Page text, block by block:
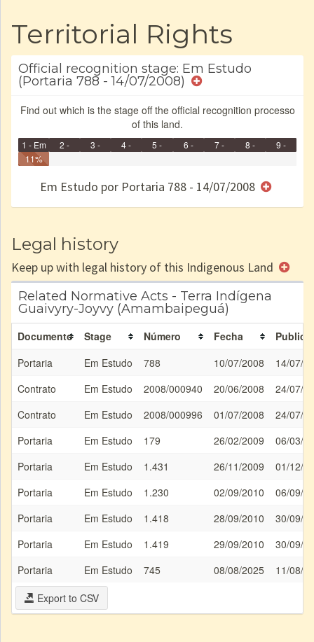
Territorial Rights
Official recognition stage: Em Estudo
(Portaria 788 - 14/07/2008)
Find out which is the stage off the official recognition processo
of this land.
1 - Em
Identificação
2 -
3 -
4 -
5 -
6 -
e/ou
7 -
8 -
9 -
11%
Em Estudo por Portaria 788 - 14/07/2008
Legal history
Keep up with legal history of this Indigenous Land
Related Normative Acts - Terra Indígena
Guaivyry-Joyvy (Amambaipeguá)
Documento Stage Número Fecha
Portaria
Em Estudo 788 10/07/2008
14/07/
Contrato
Em Estudo 2008/000940 20/06/2008
24/07/
Contrato
Em Estudo 2008/000996 01/07/2008
24/07/
Portaria
Em Estudo 179 26/02/2009
06/03/
Portaria
Em Estudo 1.431 26/11/2009
01/12/
Portaria
Em Estudo 1.230 02/09/2010
06/09/
Portaria
Em Estudo 1.418 28/09/2010
30/09/
Portaria
Em Estudo 1.419 29/09/2010
30/09/
Portaria
Em Estudo 745 08/08/2025
11/08/
Export to CSV